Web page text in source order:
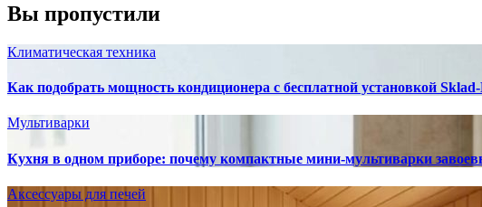
Вы пропустили
Климатическая техника
Как подобрать мощность кондиционера с бесплатной установкой
Мультиварки
Кухня в одном приборе: почему компактные мини-мультиварки
Аксессуары для печей